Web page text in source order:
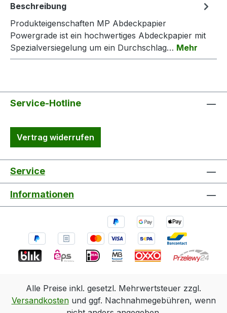
Beschreibung
Produkteigenschaften MP Abdeckpapier
Powergrade ist ein hochwertiges Abdeckpapier mit
Spezialversiegelung um ein Durchschlag… Mehr
Service-Hotline
Vertrag widerrufen
Service
Informationen
Alle Preise inkl. gesetzl. Mehrwertsteuer zzgl.
Versandkostenund ggf. Nachnahmegebühren, wenn